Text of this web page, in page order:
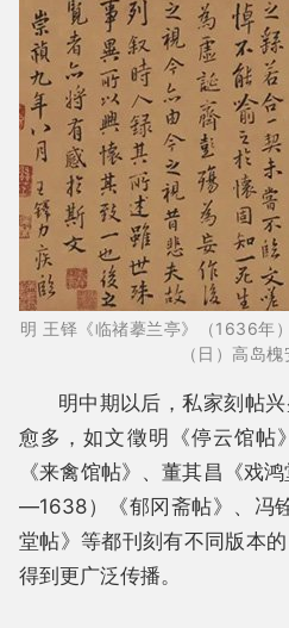
明 王铎《临禇摹兰亭》（1636年
（日）高岛
明中期以后，私家刻帖兴
愈多，如文徵明《停云馆帖
《来禽馆帖》、董其昌《戏
—1638）《郁冈斋帖》、冯
堂帖》等都刊刻有不同版本
得到更广泛传播。